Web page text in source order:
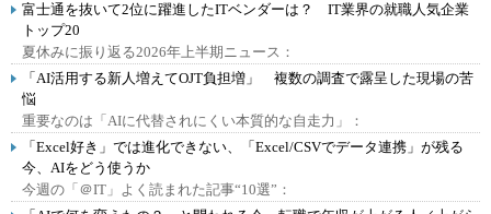
富士通を抜いて2位に躍進したITベンダーは？ IT業界の就職人気企業
トップ20
夏休みに振り返る2026年上半期ニュース：
「AI活用する新人増えてOJT負担増」 複数の調査で露呈した現場の苦
悩
重要なのは「AIに代替されにくい本質的な自走力」：
「Excel好き」では進化できない、「Excel/CSVでデータ連携」が残る
今、AIをどう使うか
今週の「＠IT」よく読まれた記事“10選”：